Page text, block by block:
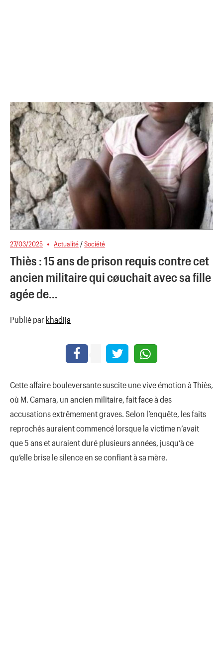
27/03/2025 Actualité /Société
Thiès : 15 ans de prison requis contre cet
ancien militaire qui cøuchait avec sa fille
agée de…
Publié par khadija
Cette affaire bouleversante suscite une vive émotion à Thiès,
où M. Camara, un ancien militaire, fait face à des
accusations extrêmement graves. Selon l’enquête, les faits
reprochés auraient commencé lorsque la victime n’avait
que 5 ans et auraient duré plusieurs années, jusqu’à ce
qu’elle brise le silence en se confiant à sa mère.